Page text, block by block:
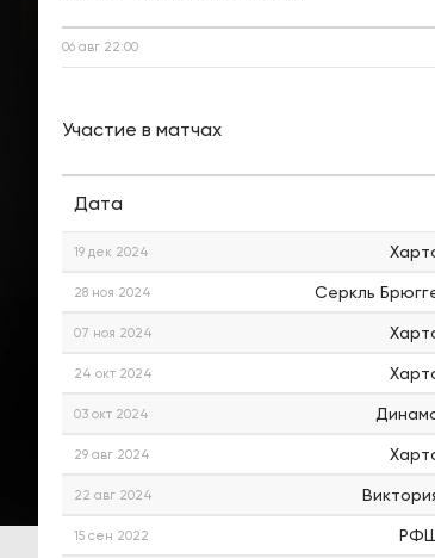
06 авг 22:00
Участие в матчах
Дата
19 дек 2024
28 ноя 2024 Серкль
07 ноя 2024
24 окт 2024
03 окт 2024
29 авг 2024
22 авг 2024
15 сен 2022